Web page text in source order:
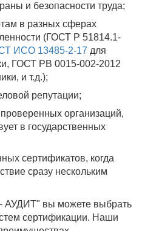
и безопасности труда;
в разных сферах
(ГОСТ Р 51814.1-
ИСО 13485-2-17 для
ГОСТ РВ 0015-002-2012
и т.д.);
репутации;
организаций,
в государственных
сертификатов, когда
сразу нескольким
АУДИТ" вы можете выбрать
сертификации. Наши